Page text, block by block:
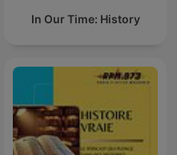
In Our Time: History